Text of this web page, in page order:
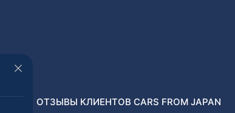
ОТЗЫВЫ КЛИЕНТОВ CARS FROM JAPAN